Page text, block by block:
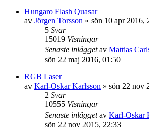
Hungaro Flash Quasar
av Jörgen Torsson » sön 10 apr 2016,
5 Svar
15019 Visningar
Senaste inläggetav Mattias
sön 22 maj 2016, 01:50
RGB Laser
av Karl-Oskar Karlsson » sön 22 nov
2 Svar
10555 Visningar
Senaste inläggetav Karl-Oskar
sön 22 nov 2015, 22:33